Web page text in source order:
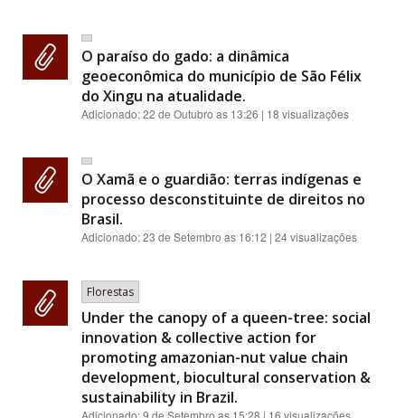
O paraíso do gado: a dinâmica
geoeconômica do município de São Félix
do Xingu na atualidade.
Adicionado:22 de Outubro as 13:26 | 18 visualizações
O Xamã e o guardião: terras indígenas e
processo desconstituinte de direitos no
Brasil.
Adicionado:23 de Setembro as 16:12 | 24 visualizações
Florestas
Under the canopy of a queen-tree: social
innovation & collective action for
promoting amazonian-nut value chain
development, biocultural conservation &
sustainability in Brazil.